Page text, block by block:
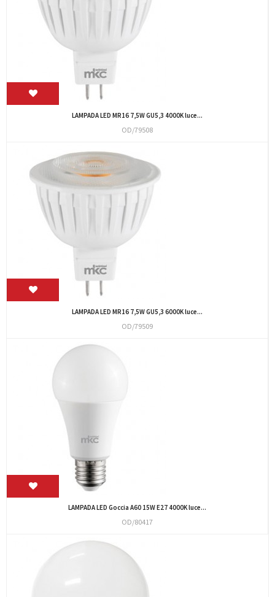
LAMPADA LED MR16 7,5W GU5,3 4000K luce...
OD/79508
LAMPADA LED MR16 7,5W GU5,3 6000K luce...
OD/79509
LAMPADA LED Goccia A60 15W E27 4000K luce...
OD/80417